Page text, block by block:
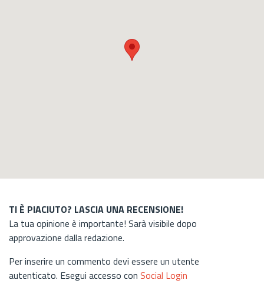
TI È PIACIUTO? LASCIA UNA RECENSIONE!
La tua opinione è importante! Sarà visibile dopo
approvazione dalla redazione.
Per inserire un commento devi essere un utente
autenticato. Esegui accesso con Social Login